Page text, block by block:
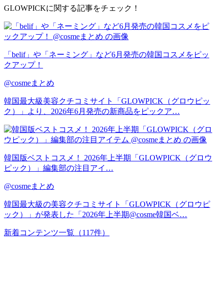
GLOWPICKに関する記事をチェック！
「belif」や「ネーミング」など6月発売の韓国コスメをピッ
クアップ！
@cosmeまとめ
韓国最大級美容クチコミサイト「GLOWPICK（グロウピッ
ク）」より、2026年6月発売の新商品をピックア…
韓国版ベストコスメ！ 2026年上半期「GLOWPICK（グロウ
ピック）」編集部の注目アイ…
@cosmeまとめ
韓国最大級の美容クチコミサイト「GLOWPICK（グロウピ
ック）」が発表した「2026年上半期@cosme韓国ベ…
新着コンテンツ一覧 （117件）